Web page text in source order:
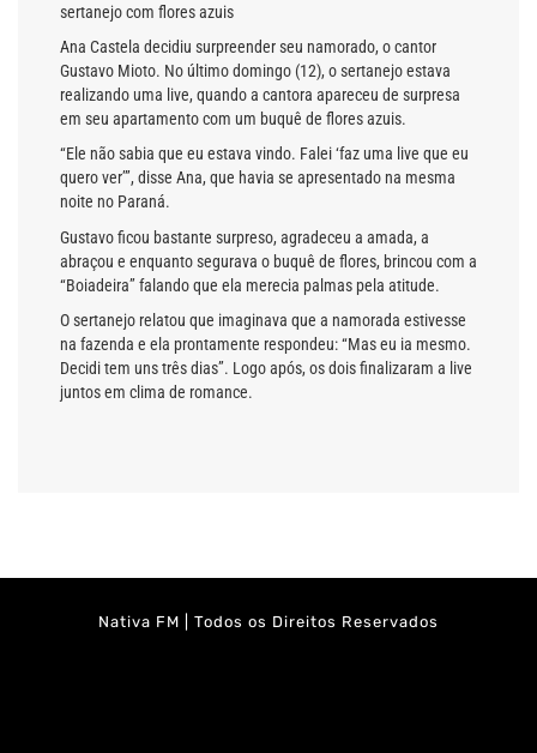
sertanejo com flores azuis
Ana Castela decidiu surpreender seu namorado, o cantor
Gustavo Mioto. No último domingo (12), o sertanejo estava
realizando uma live, quando a cantora apareceu de surpresa
em seu apartamento com um buquê de flores azuis.
“Ele não sabia que eu estava vindo. Falei ‘faz uma live que eu
quero ver’”, disse Ana, que havia se apresentado na mesma
noite no Paraná.
Gustavo ficou bastante surpreso, agradeceu a amada, a
abraçou e enquanto segurava o buquê de flores, brincou com a
“Boiadeira” falando que ela merecia palmas pela atitude.
O sertanejo relatou que imaginava que a namorada estivesse
na fazenda e ela prontamente respondeu: “Mas eu ia mesmo.
Decidi tem uns três dias”. Logo após, os dois finalizaram a live
juntos em clima de romance.
Nativa FM | Todos os Direitos Reservados